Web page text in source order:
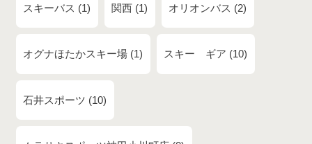
スキーバス 1 関西 1 オリオンバス 2
オグナほたかスキー場 1 スキー ギア 10
石井スポーツ 10